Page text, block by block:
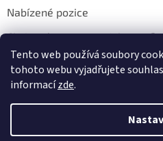
Tento web používá soubory
tohoto webu vyjadřujete
informacízde.
Nabízené pozice
Chci u vás pracovat. Jak na to?